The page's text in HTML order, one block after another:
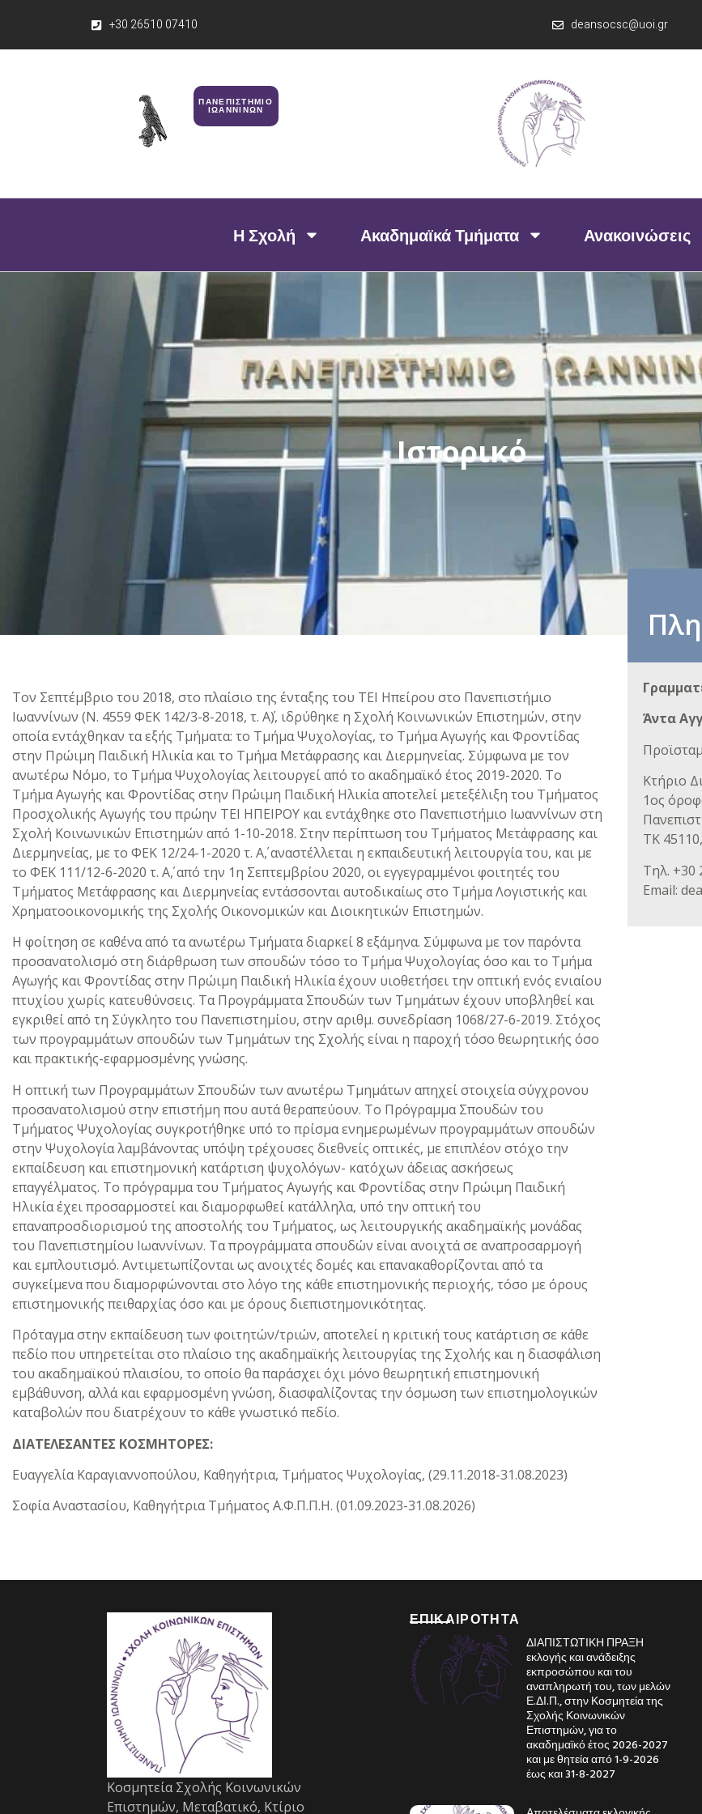
+30 26510 07410 deansocsc@uoi.gr
ΠΑΝΕΠΙΣΤΗΜΙΟ
ΙΩΑΝΝΙΝΩΝ
Η Σχολή Ακαδημαϊκά Τμήματα Ανακοινώσεις
Ιστορικό
Τον Σεπτέμβριο του 2018, στο πλαίσιο της ένταξης του ΤΕΙ Ηπείρου στο Πανεπιστήμιο
Ιωαννίνων (Ν. 4559 ΦΕΚ 142/3-8-2018, τ. Α΄), ιδρύθηκε η Σχολή Κοινωνικών Επιστημών, στην
οποία εντάχθηκαν τα εξής Τμήματα: το Τμήμα Ψυχολογίας, το Τμήμα Αγωγής και Φροντίδας
στην Πρώιμη Παιδική Ηλικία και το Τμήμα Μετάφρασης και Διερμηνείας. Σύμφωνα με τον
ανωτέρω Νόμο, το Τμήμα Ψυχολογίας λειτουργεί από το ακαδημαϊκό έτος 2019-2020. Το
Τμήμα Αγωγής και Φροντίδας στην Πρώιμη Παιδική Ηλικία αποτελεί μετεξέλιξη του Τμήματος
Προσχολικής Αγωγής του πρώην ΤΕΙ ΗΠΕΙΡΟΥ και εντάχθηκε στο Πανεπιστήμιο Ιωαννίνων στη
Σχολή Κοινωνικών Επιστημών από 1-10-2018. Στην περίπτωση του Τμήματος Μετάφρασης και
Διερμηνείας, με το ΦΕΚ 12/24-1-2020 τ. Α΄, αναστέλλεται η εκπαιδευτική λειτουργία του, και με
το ΦΕΚ 111/12-6-2020 τ. Α΄, από την 1η Σεπτεμβρίου 2020, οι εγγεγραμμένοι φοιτητές του
Τμήματος Μετάφρασης και Διερμηνείας εντάσσονται αυτοδικαίως στο Τμήμα Λογιστικής και
Χρηματοοικονομικής της Σχολής Οικονομικών και Διοικητικών Επιστημών.
Η φοίτηση σε καθένα από τα ανωτέρω Τμήματα διαρκεί 8 εξάμηνα. Σύμφωνα με τον παρόντα
προσανατολισμό στη διάρθρωση των σπουδών τόσο το Τμήμα Ψυχολογίας όσο και το Τμήμα
Αγωγής και Φροντίδας στην Πρώιμη Παιδική Ηλικία έχουν υιοθετήσει την οπτική ενός ενιαίου
πτυχίου χωρίς κατευθύνσεις. Τα Προγράμματα Σπουδών των Τμημάτων έχουν υποβληθεί και
εγκριθεί από τη Σύγκλητο του Πανεπιστημίου, στην αριθμ. συνεδρίαση 1068/27-6-2019. Στόχος
των προγραμμάτων σπουδών των Τμημάτων της Σχολής είναι η παροχή τόσο θεωρητικής όσο
και πρακτικής-εφαρμοσμένης γνώσης.
Η οπτική των Προγραμμάτων Σπουδών των ανωτέρω Τμημάτων απηχεί στοιχεία σύγχρονου
προσανατολισμού στην επιστήμη που αυτά θεραπεύουν. Το Πρόγραμμα Σπουδών του
Τμήματος Ψυχολογίας συγκροτήθηκε υπό το πρίσμα ενημερωμένων προγραμμάτων σπουδών
στην Ψυχολογία λαμβάνοντας υπόψη τρέχουσες διεθνείς οπτικές, με επιπλέον στόχο την
εκπαίδευση και επιστημονική κατάρτιση ψυχολόγων- κατόχων άδειας ασκήσεως
επαγγέλματος. Το πρόγραμμα του Τμήματος Αγωγής και Φροντίδας στην Πρώιμη Παιδική
Ηλικία έχει προσαρμοστεί και διαμορφωθεί κατάλληλα, υπό την οπτική του
επαναπροσδιορισμού της αποστολής του Τμήματος, ως λειτουργικής ακαδημαϊκής μονάδας
του Πανεπιστημίου Ιωαννίνων. Τα προγράμματα σπουδών είναι ανοιχτά σε αναπροσαρμογή
και εμπλουτισμό. Αντιμετωπίζονται ως ανοιχτές δομές και επανακαθορίζονται από τα
συγκείμενα που διαμορφώνονται στο λόγο της κάθε επιστημονικής περιοχής, τόσο με όρους
επιστημονικής πειθαρχίας όσο και με όρους διεπιστημονικότητας.
Πρόταγμα στην εκπαίδευση των φοιτητών/τριών, αποτελεί η κριτική τους κατάρτιση σε κάθε
πεδίο που υπηρετείται στο πλαίσιο της ακαδημαϊκής λειτουργίας της Σχολής και η διασφάλιση
του ακαδημαϊκού πλαισίου, το οποίο θα παράσχει όχι μόνο θεωρητική επιστημονική
εμβάθυνση, αλλά και εφαρμοσμένη γνώση, διασφαλίζοντας την όσμωση των επιστημολογικών
καταβολών που διατρέχουν το κάθε γνωστικό πεδίο.
ΔΙΑΤΕΛΕΣΑΝΤΕΣ ΚΟΣΜΗΤΟΡΕΣ:
Ευαγγελία Καραγιαννοπούλου, Καθηγήτρια, Τμήματος Ψυχολογίας, (29.11.2018-31.08.2023)
Σοφία Αναστασίου, Καθηγήτρια Τμήματος Α.Φ.Π.Π.Η. (01.09.2023-31.08.2026)
Άντα
Κτήριο
1ος
ΤΚ
Τηλ. +30
Email:
Κοσμητεία Σχολής Κοινωνικών
Επιστημών, Μεταβατικό, Κτίριο
ΕΠΙΚΑΙΡΟΤΗΤΑ
ΔΙΑΠΙΣΤΩΤΙΚΗ ΠΡΑΞΗ
εκλογής και ανάδειξης
εκπροσώπου και του
αναπληρωτή του, των μελών
Ε.ΔΙ.Π., στην Κοσμητεία της
Σχολής Κοινωνικών
Επιστημών, για το
ακαδημαϊκό έτος 2026-2027
και με θητεία από 1-9-2026
έως και 31-8-2027